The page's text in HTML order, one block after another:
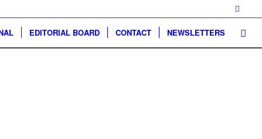
EDITORIAL BOARD CONTACT NEWSLETTERS